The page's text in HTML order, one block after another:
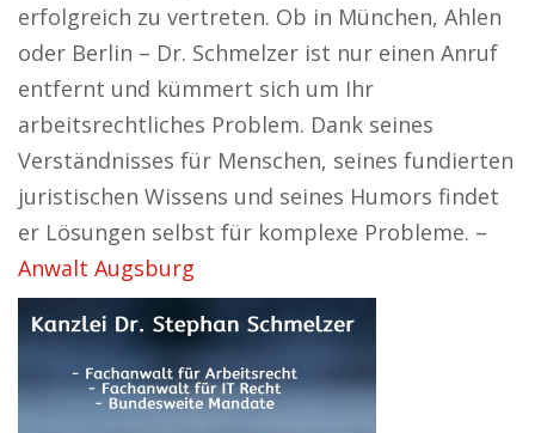
erfolgreich zu vertreten. Ob in München, Ahlen
oder Berlin – Dr. Schmelzer ist nur einen Anruf
entfernt und kümmert sich um Ihr
arbeitsrechtliches Problem. Dank seines
Verständnisses für Menschen, seines fundierten
juristischen Wissens und seines Humors findet
er Lösungen selbst für komplexe Probleme. –
Anwalt Augsburg